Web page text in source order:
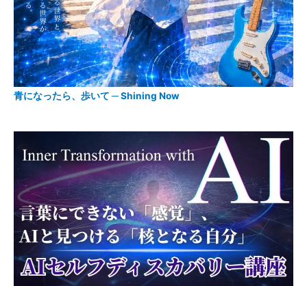
青になったら、歩いて ─ Shining Now